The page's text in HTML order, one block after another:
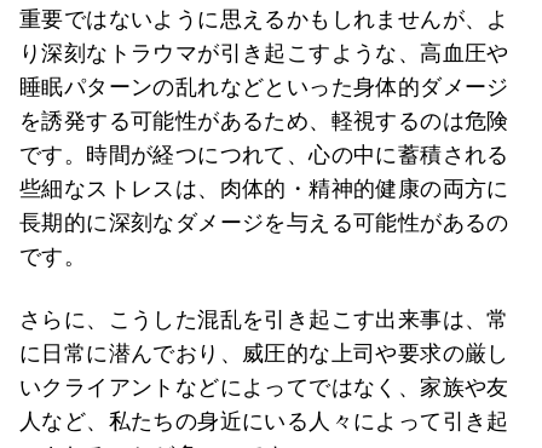
重要ではないように思えるかもしれませんが、よ
り深刻なトラウマが引き起こすような、高血圧や
睡眠パターンの乱れなどといった身体的ダメージ
を誘発する可能性があるため、軽視するのは危険
です。時間が経つにつれて、心の中に蓄積される
些細なストレスは、肉体的・精神的健康の両方に
長期的に深刻なダメージを与える可能性があるの
です。
さらに、こうした混乱を引き起こす出来事は、常
に日常に潜んでおり、威圧的な上司や要求の厳し
いクライアントなどによってではなく、家族や友
人など、私たちの身近にいる人々によって引き起